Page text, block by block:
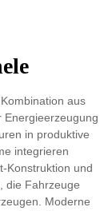
aus
Energieerzeugung
in produktive
integrieren
Konstruktion und
die Fahrzeuge
Moderne